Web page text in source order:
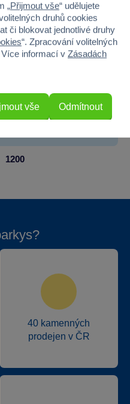
HOLKA
KOV, PLAST
90
1200
40 kamenných
prodejen v ČR
„Přijmout vše“ udělujete
druhů cookies
či blokovat jednotlivé druhy
“. Zpracování volitelných
Více informací v Zásadách
Odmítnout
vše